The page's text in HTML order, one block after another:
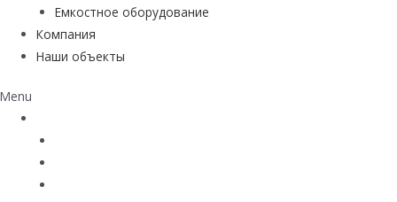
Емкостное оборудование
Компания
Наши объекты
Menu